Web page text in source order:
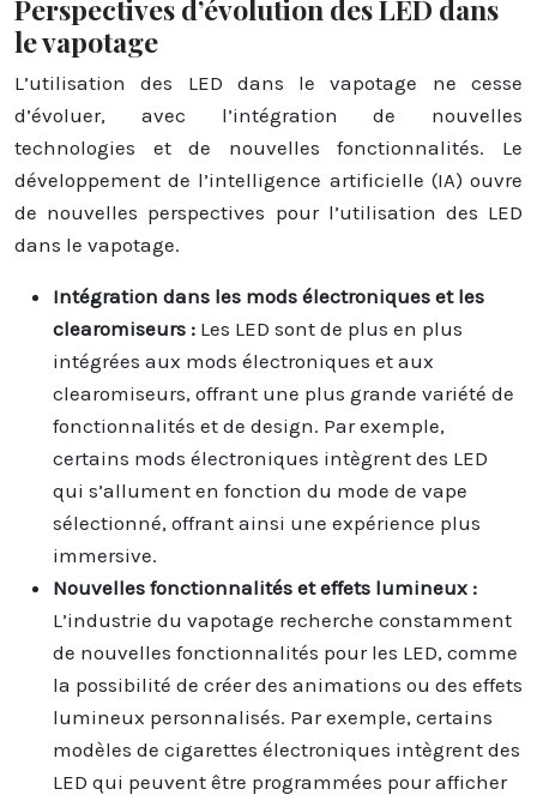
Perspectives d’évolution des LED dans
le vapotage
L’utilisation des LED dans le vapotage ne cesse
d’évoluer, avec l’intégration de nouvelles
technologies et de nouvelles fonctionnalités. Le
développement de l’intelligence artificielle (IA) ouvre
de nouvelles perspectives pour l’utilisation des LED
dans le vapotage.
Intégration dans les mods électroniques et les
clearomiseurs : Les LED sont de plus en plus
intégrées aux mods électroniques et aux
clearomiseurs, offrant une plus grande variété de
fonctionnalités et de design. Par exemple,
certains mods électroniques intègrent des LED
qui s’allument en fonction du mode de vape
sélectionné, offrant ainsi une expérience plus
immersive.
Nouvelles fonctionnalités et effets lumineux :
L’industrie du vapotage recherche constamment
de nouvelles fonctionnalités pour les LED, comme
la possibilité de créer des animations ou des effets
lumineux personnalisés. Par exemple, certains
modèles de cigarettes électroniques intègrent des
LED qui peuvent être programmées pour afficher